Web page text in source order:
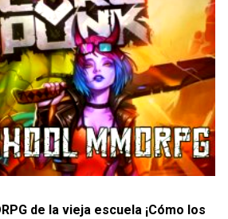
de la vieja escuela ¡Cómo los